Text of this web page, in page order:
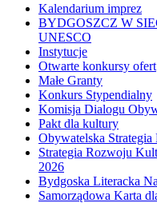
Kalendarium imprez
BYDGOSZCZ W
UNESCO
Instytucje
Otwarte konkursy ofert
Małe Granty
Konkurs Stypendialny
Komisja Dialogu
Pakt dla kultury
Obywatelska
Strategia Rozwoju
2026
Bydgoska Literacka
Samorządowa Karta